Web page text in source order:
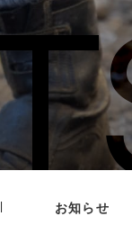
お知らせ